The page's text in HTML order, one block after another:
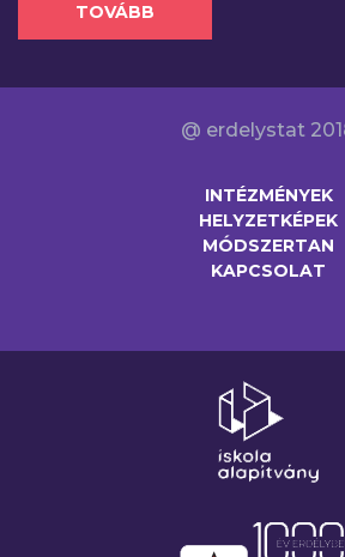
TOVÁBB
@ erdelystat
INTÉZMÉNYEK
HELYZETKÉPEK
MÓDSZERTAN
KAPCSOLAT